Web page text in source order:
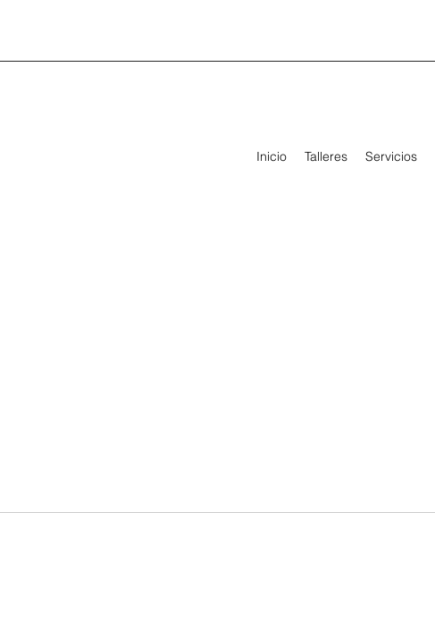
Inicio Talleres Servicios